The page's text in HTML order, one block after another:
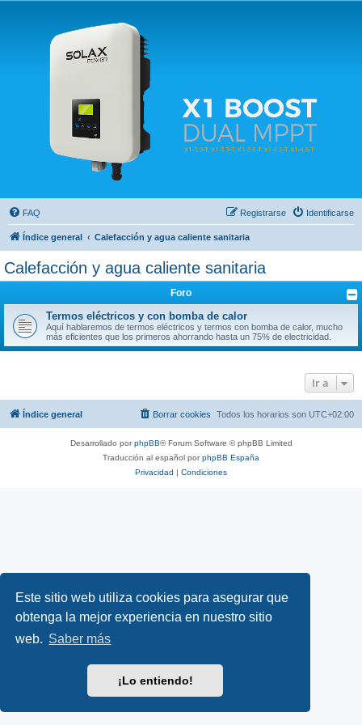
Este sitio web utiliza cookies para asegurar que
obtenga la mejor experiencia en nuestro sitio
web. Saber más
¡Lo entiendo!
Solax FAQ
Lugar para intercambiar dudas sobre inversores solares Solax y temas relacionados.
FAQ Identificarse
Registrarse
Índice general Calefacción y agua caliente sanitaria
Calefacción y agua caliente sanitaria
Foro
Termos eléctricos y con bomba de calor
Aquí hablaremos de termos eléctricos y termos con bomba de calor, mucho
más eficientes que los primeros ahorrando hasta un 75% de electricidad.
Ir a
Índice general Todos los horarios son UTC+02:00
Borrar cookies
Desarrollado porphpBB® Forum Software © phpBB Limited
Traducción al español porphpBB España
Privacidad | Condiciones